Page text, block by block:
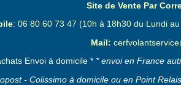
Site de Vente Par
: 06 80 60 73 47 (10h à 18h30 du Lundi
Mail:
Envoi à domicile * * envoi en France
- Colissimo à domicile ou en Point